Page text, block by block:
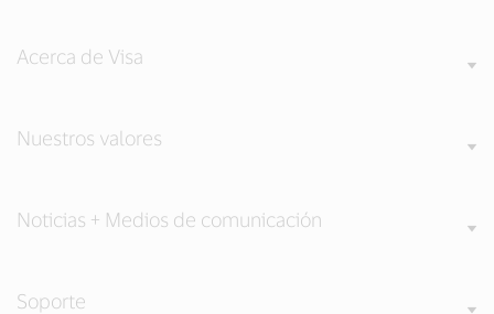
Acerca de Visa
Nuestros valores
Noticias + Medios de comunicación
Soporte